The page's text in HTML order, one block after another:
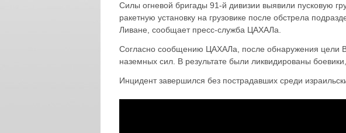
Силы огневой бригады 91-й дивизии выявили пусковую
ракетную установку на грузовике после обстрела
Ливане, сообщает пресс-служба ЦАХАЛа.
Согласно сообщению ЦАХАЛа, после обнаружения цели
наземных сил. В результате были ликвидированы
Инцидент завершился без пострадавших среди